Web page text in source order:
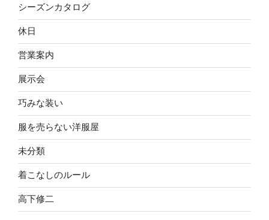
シーズンカタログ
休日
営業案内
展示会
巧みな装い
服を売らない洋服屋
未分類
着こなしのルール
高下修二